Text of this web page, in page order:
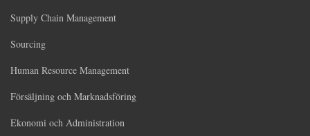
Supply Chain Management
Sourcing
Human Resource Management
Försäljning och Marknadsföring
Ekonomi och Administration